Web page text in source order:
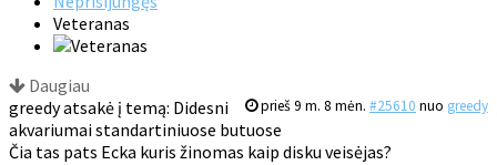
Veteranas
Daugiau
prieš 9 m. 8 mėn. #25610 nuo greedy
greedy atsakė į temą: Didesni
akvariumai standartiniuose butuose
Čia tas pats Ecka kuris žinomas kaip disku veisėjas?